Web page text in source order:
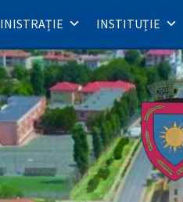
INSTITUȚIE